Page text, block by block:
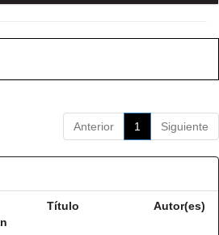
Anterior 1 Siguiente
Título Autor(es)